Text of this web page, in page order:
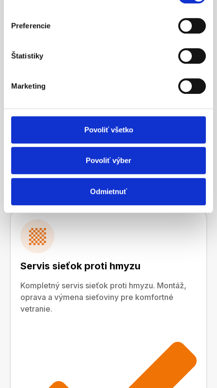
Preferencie
Štatistiky
Marketing
Povoliť všetko
Povoliť výber
Odmietnuť
Zvýšenie bezpečnosti
Zobraziť viac
Servis sieťok proti hmyzu
Kompletný servis sieťok proti hmyzu. Montáž,
oprava a výmena sieťoviny pre komfortné
vetranie.